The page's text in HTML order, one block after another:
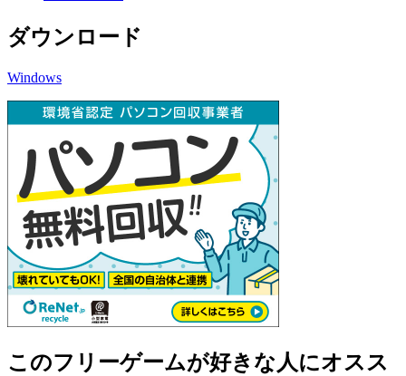
ダウンロード
Windows
このフリーゲームが好きな人にオスス